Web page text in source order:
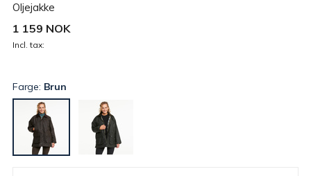
Oljejakke
1 159 NOK
Incl. tax:
Farge: Brun